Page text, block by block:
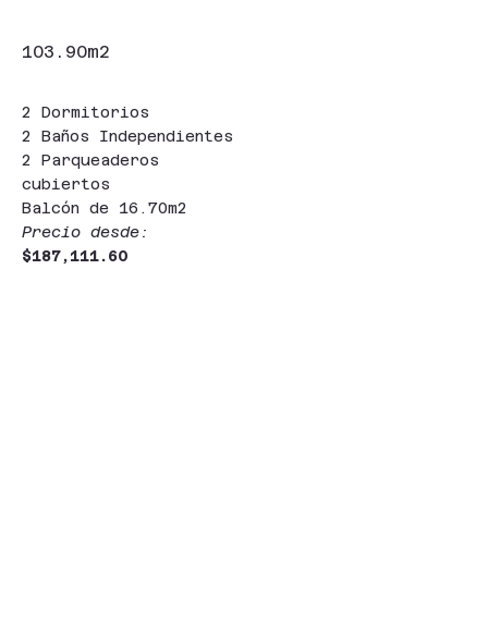
103.90m2
2 Dormitorios
2 Baños Independientes
2 Parqueaderos
cubiertos
Balcón de 16.70m2
Precio desde:
$187,111.60